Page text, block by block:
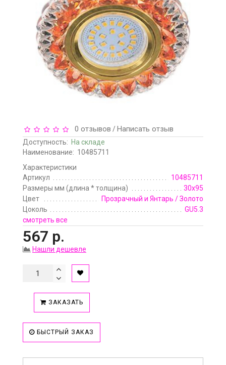
0 отзывов /Написать отзыв
Доступность: На складе
Наименование: 10485711
Характеристики
Артикул
10485711
Размеры мм (длина * толщина)
30x95
Цвет
Прозрачный и Янтарь / Золото
Цоколь
GU5.3
смотреть все
567 р.
Нашли дешевле
ЗАКАЗАТЬ
БЫСТРЫЙ ЗАКАЗ